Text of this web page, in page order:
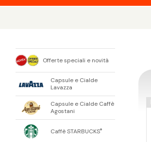
Offerte speciali e novità
Capsule e Cialde
Lavazza
Capsule e Cialde Caffè
Agostani
Caffè STARBUCKS®